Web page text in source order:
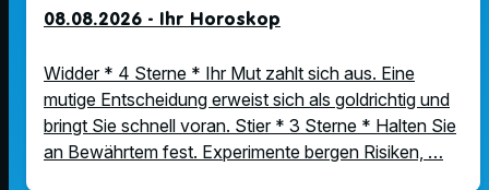
08.08.2026 - Ihr Horoskop
Widder * 4 Sterne * Ihr Mut zahlt sich aus. Eine
mutige Entscheidung erweist sich als goldrichtig und
bringt Sie schnell voran. Stier * 3 Sterne * Halten Sie
an Bewährtem fest. Experimente bergen Risiken, …